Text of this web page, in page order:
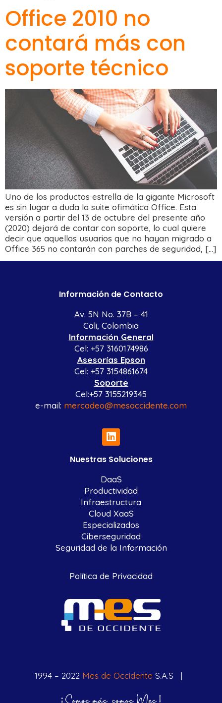
Office 2010 no
contará más con
soporte técnico
Uno de los productos estrella de la gigante Microsoft
es sin lugar a duda la suite ofimática Office. Esta
versión a partir del 13 de octubre del presente año
(2020) dejará de contar con soporte, lo cual quiere
decir que aquellos usuarios que no hayan migrado a
Office 365 no contarán con parches de seguridad, […]
Información de Contacto
Av. 5N No. 37B – 41
Cali, Colombia
Información General
Cel: +57 3160174986
Asesorías Epson
Cel: +57 3154861674
Soporte
Cel:+57 3155219345
e-mail: mercadeo@mesoccidente.com
Nuestras Soluciones
DaaS
Productividad
Infraestructura
Cloud XaaS
Especializados
Ciberseguridad
Seguridad de la Información
Política de Privacidad
1994 – 2022 Mes de Occidente S.A.S |